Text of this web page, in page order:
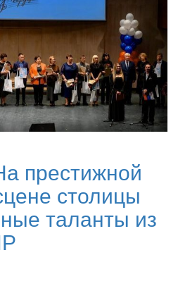
престижной
столицы
таланты из